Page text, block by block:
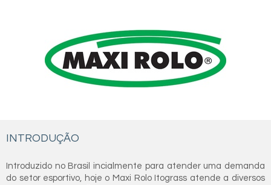
INTRODUÇÃO
Introduzido no Brasil incialmente para atender uma demanda
do setor esportivo, hoje o Maxi Rolo Itograss atende a diversos